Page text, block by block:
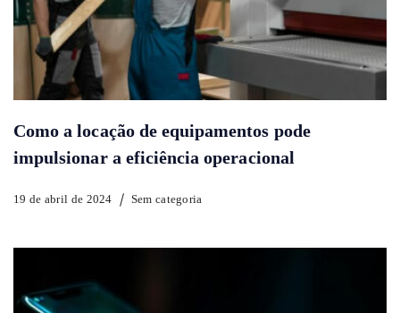
Como a locação de equipamentos pode
impulsionar a eficiência operacional
19 de abril de 2024 Sem categoria